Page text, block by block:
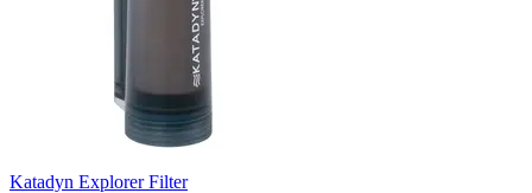
Katadyn Explorer Filter